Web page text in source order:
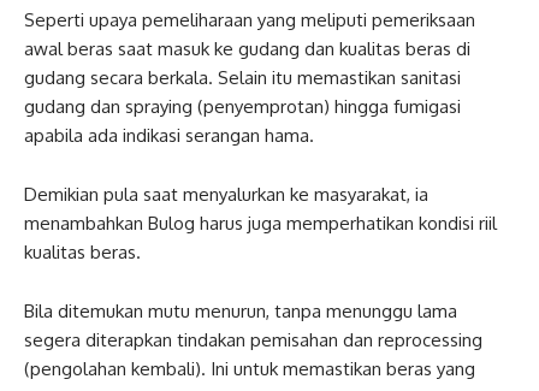
Seperti upaya pemeliharaan yang meliputi pemeriksaan
awal beras saat masuk ke gudang dan kualitas beras di
gudang secara berkala. Selain itu memastikan sanitasi
gudang dan spraying (penyemprotan) hingga fumigasi
apabila ada indikasi serangan hama.
Demikian pula saat menyalurkan ke masyarakat, ia
menambahkan Bulog harus juga memperhatikan kondisi riil
kualitas beras.
Bila ditemukan mutu menurun, tanpa menunggu lama
segera diterapkan tindakan pemisahan dan reprocessing
(pengolahan kembali). Ini untuk memastikan beras yang